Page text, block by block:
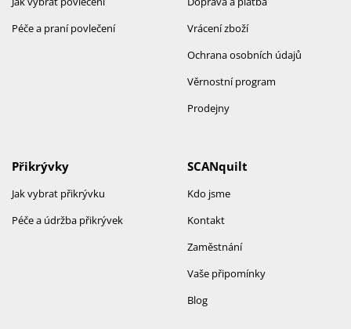
Péče a praní povlečení
Vrácení zboží
Ochrana osobních údajů
Věrnostní program
Prodejny
SCANquilt
Kdo jsme
Kontakt
Zaměstnání
Vaše připomínky
Blog
Přikrývky
Jak vybrat přikrývku
Péče a údržba přikrývek